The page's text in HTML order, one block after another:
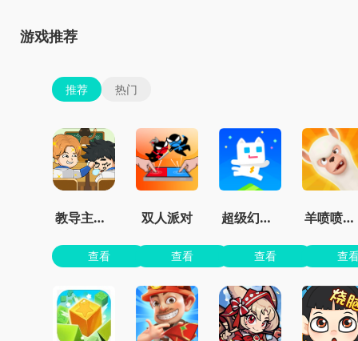
游戏推荐
推荐 热门
教导主任模拟器
查看
双人派对
查看
超级幻影猫2无限钻石
查看
羊喷喷疯了无限金币
查